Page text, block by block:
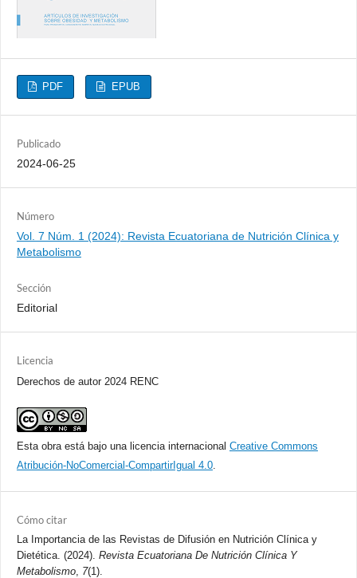
PDF EPUB
Publicado
2024-06-25
Número
Vol. 7 Núm. 1 (2024): Revista Ecuatoriana de Nutrición Clínica y
Metabolismo
Sección
Editorial
Licencia
Derechos de autor 2024 RENC
Esta obra está bajo una licencia internacional Creative Commons
Atribución-NoComercial-CompartirIgual 4.0.
Cómo citar
La Importancia de las Revistas de Difusión en Nutrición Clínica y
Dietética. (2024). Revista Ecuatoriana De Nutrición Clínica Y
Metabolismo, 7(1).